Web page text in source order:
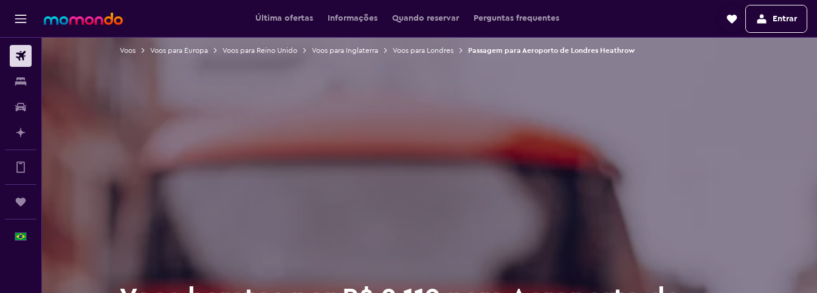
Última ofertas Informações Quando reservar Perguntas frequentes Entrar
Voos Voos para Europa Voos para Reino Unido Voos para Inglaterra Voos para Londres Passagem para Aeroporto de Londres Heathrow